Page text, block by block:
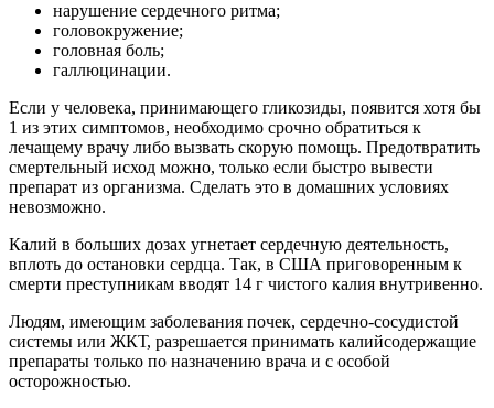
нарушение сердечного ритма;
головокружение;
головная боль;
галлюцинации.
Если у человека, принимающего гликозиды, появится хотя бы
1 из этих симптомов, необходимо срочно обратиться к
лечащему врачу либо вызвать скорую помощь. Предотвратить
смертельный исход можно, только если быстро вывести
препарат из организма. Сделать это в домашних условиях
невозможно.
Калий в больших дозах угнетает сердечную деятельность,
вплоть до остановки сердца. Так, в США приговоренным к
смерти преступникам вводят 14 г чистого калия внутривенно.
Людям, имеющим заболевания почек, сердечно-сосудистой
системы или ЖКТ, разрешается принимать калийсодержащие
препараты только по назначению врача и с особой
осторожностью.